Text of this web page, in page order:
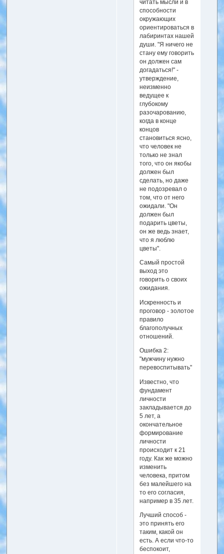
читать мысли и в
способности
окружающих
ориентироваться в
лабиринтах нашей
души. "Я ничего не
стану ему говорить
он должен сам
догадаться!" -
утверждение,
неизменно
ведущее к
глубокому
разочарованию,
когда в конце
концов
становиться ясно,
что человек не
только не знал
того, что он якобы
должен был
сделать, но даже
не подозревал о
том, что от него
ожидали. "Он
должен был
подарить цветы,
он же ведь знает,
что я люблю
цветы".
Самый простой
выход это
говорить о своих
ожидания.
Искренность и
проговор - золотое
правило
благополучных
отношений.
Ошибка 2:
"мужчину нужно
перевоспитывать"
Известно, что
фундамент
личности
закладывается до
5 лет, а
окончательное
формирование
личности
происходит к 21
году. Как же можно
изменить
человека, притом
без малейшего на
то его согласия,
например в 35 лет.
Лучший способ -
это принять его
таким, какой он
есть. А если что-то
беспокоит,